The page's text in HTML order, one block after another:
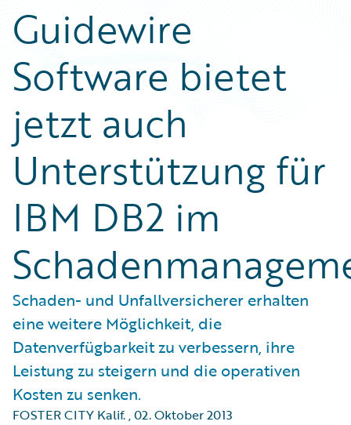
Guidewire
Software bietet
jetzt auch
Unterstützung für
IBM DB2 im
Schaden- und Unfallversicherer erhalten
eine weitere Möglichkeit, die
Datenverfügbarkeit zu verbessern, ihre
Leistung zu steigern und die operativen
Kosten zu senken.
FOSTER CITY Kalif.,02. Oktober 2013